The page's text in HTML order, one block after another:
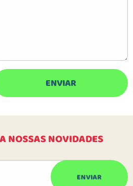
NOSSAS NOVIDADES